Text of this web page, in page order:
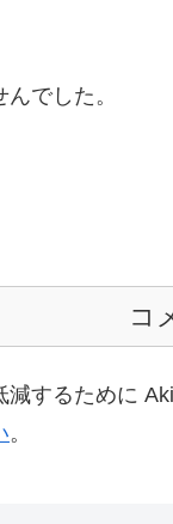
でした。
コ
するために
。